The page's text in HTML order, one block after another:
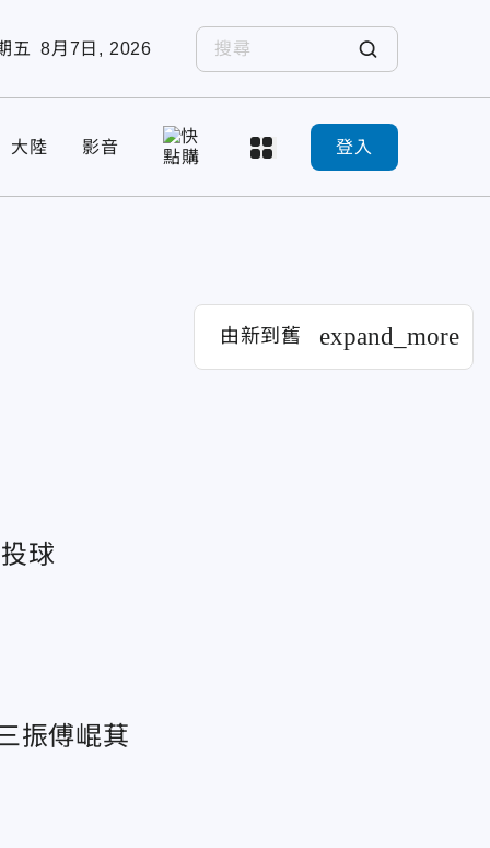
五 8月7日, 2026
大陸 影音 登入
由新到舊 expand_more
球
振傅崐萁